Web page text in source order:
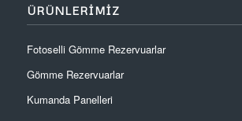
ÜRÜNLERIMIZ
Fotoselli Gömme Rezervuarlar
Gömme Rezervuarlar
Kumanda Panelleri